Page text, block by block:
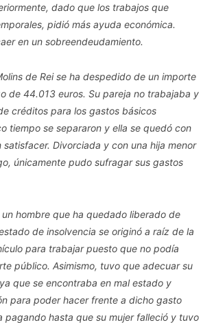
dado que los trabajos que
pidió más ayuda económica.
en un sobreendeudamiento.
de Rei se ha despedido de un importe
de 44.013 euros. Su pareja no trabajaba y
créditos para los gastos básicos
tiempo se separaron y ella se quedó con
satisfacer. Divorciada y con una hija menor
únicamente pudo sufragar sus gastos
un hombre que ha quedado liberado de
de insolvencia se originó a raíz de la
para trabajar puesto que no podía
público. Asimismo, tuvo que adecuar su
que se encontraba en mal estado y
para poder hacer frente a dicho gasto
pagando hasta que su mujer falleció y tuvo